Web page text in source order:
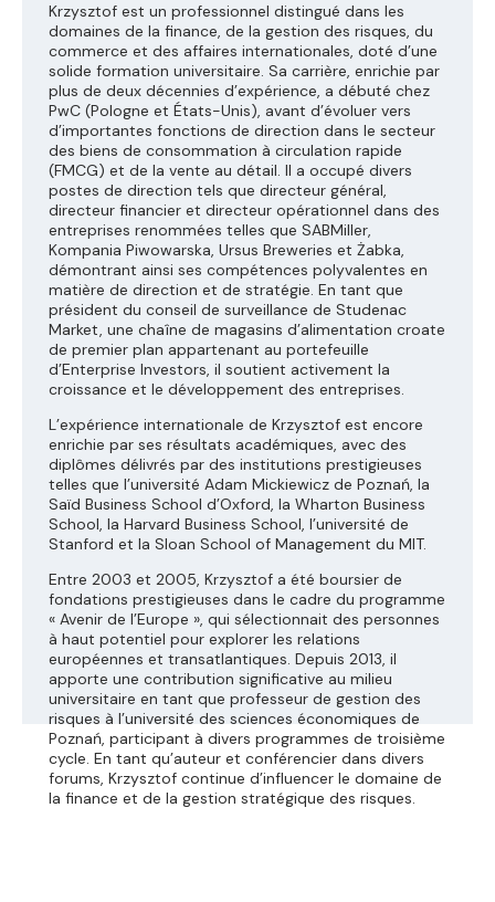
Krzysztof est un professionnel distingué dans les
domaines de la finance, de la gestion des risques, du
commerce et des affaires internationales, doté d’une
solide formation universitaire. Sa carrière, enrichie par
plus de deux décennies d’expérience, a débuté chez
PwC (Pologne et États-Unis), avant d’évoluer vers
d’importantes fonctions de direction dans le secteur
des biens de consommation à circulation rapide
(FMCG) et de la vente au détail. Il a occupé divers
postes de direction tels que directeur général,
directeur financier et directeur opérationnel dans des
entreprises renommées telles que SABMiller,
Kompania Piwowarska, Ursus Breweries et Żabka,
démontrant ainsi ses compétences polyvalentes en
matière de direction et de stratégie. En tant que
président du conseil de surveillance de Studenac
Market, une chaîne de magasins d’alimentation croate
de premier plan appartenant au portefeuille
d’Enterprise Investors, il soutient activement la
croissance et le développement des entreprises.
L’expérience internationale de Krzysztof est encore
enrichie par ses résultats académiques, avec des
diplômes délivrés par des institutions prestigieuses
telles que l’université Adam Mickiewicz de Poznań, la
Saïd Business School d’Oxford, la Wharton Business
School, la Harvard Business School, l’université de
Stanford et la Sloan School of Management du MIT.
Entre 2003 et 2005, Krzysztof a été boursier de
fondations prestigieuses dans le cadre du programme
« Avenir de l’Europe », qui sélectionnait des personnes
à haut potentiel pour explorer les relations
européennes et transatlantiques. Depuis 2013, il
apporte une contribution significative au milieu
universitaire en tant que professeur de gestion des
risques à l’université des sciences économiques de
Poznań, participant à divers programmes de troisième
cycle. En tant qu’auteur et conférencier dans divers
forums, Krzysztof continue d’influencer le domaine de
la finance et de la gestion stratégique des risques.